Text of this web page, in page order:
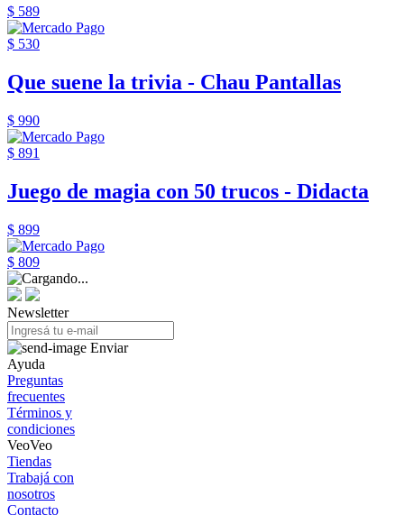
$ 589
$ 530
Que suene la trivia - Chau Pantallas
$ 990
$ 891
Juego de magia con 50 trucos - Didacta
$ 899
$ 809
Newsletter
Enviar
Ayuda
Preguntas
frecuentes
Términos y
condiciones
VeoVeo
Tiendas
Trabajá con
nosotros
Contacto